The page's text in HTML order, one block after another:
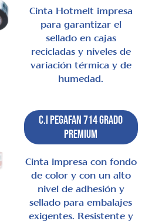
Cinta Hotmelt impresa
para garantizar el
sellado en cajas
recicladas y niveles de
variación térmica y de
humedad.
C.I Pegafan 714 Grado
Premium
Cinta impresa con fondo
de color y con un alto
nivel de adhesión y
sellado para embalajes
exigentes. Resistente y